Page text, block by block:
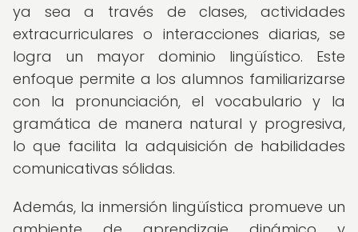
ya sea a través de clases, actividades
extracurriculares o interacciones diarias, se
logra un mayor dominio lingüístico. Este
enfoque permite a los alumnos familiarizarse
con la pronunciación, el vocabulario y la
gramática de manera natural y progresiva,
lo que facilita la adquisición de habilidades
comunicativas sólidas.
Además, la inmersión lingüística promueve un